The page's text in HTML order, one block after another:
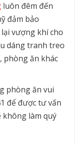
luôn đêm đến
đảm bảo
vượng khí cho
dáng tranh treo
phòng ăn khác
phòng ăn vui
để được tư vấn
không làm quý